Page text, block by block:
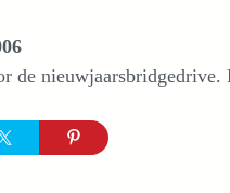
de nieuwjaarsbridgedrive.